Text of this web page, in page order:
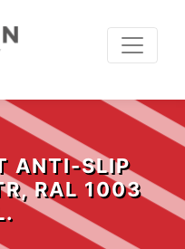
ANTI-SLIP
RAL 1003